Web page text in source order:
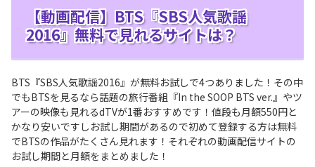
【動画配信】BTS『SBS人気歌謡
2016』無料で見れるサイトは？
BTS『SBS人気歌謡2016』が無料お試しで4つありました！その中
でもBTSを見るなら話題の旅行番組『In the SOOP BTS ver.』やツ
アーの映像も見れるdTVが1番おすすめです！値段も月額550円と
かなり安いですしお試し期間があるので初めて登録する方は無料
でBTSの作品がたくさん見れます！それぞれの動画配信サイトの
お試し期間と月額をまとめました！